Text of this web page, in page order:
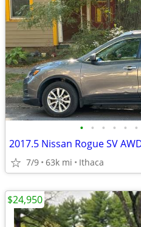
• • • • • •
2017.5 Nissan Rogue SV
7/9 63k mi Ithaca
$24,950